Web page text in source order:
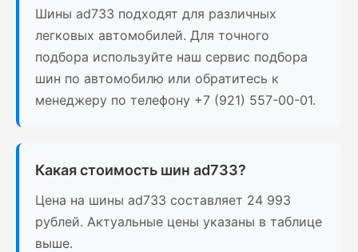
Шины ad733 подходят для различных
легковых автомобилей. Для точного
подбора используйте наш сервис подбора
шин по автомобилю или обратитесь к
менеджеру по телефону +7 (921) 557-00-01.
Какая стоимость шин ad733?
Цена на шины ad733 составляет 24 993
рублей. Актуальные цены указаны в таблице
выше.